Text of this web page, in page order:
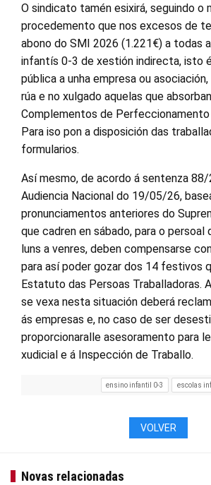
O sindicato tamén esixirá, seguindo o
procedemento que nos excesos de
abono do SMI 2026 (1.221€) a todas
infantís 0-3 de xestión indirecta, isto
pública a unha empresa ou
rúa e no xulgado aquelas que
Complementos de
Para iso pon a disposición das
formularios.
Así mesmo, de acordo á sentenza
Audiencia Nacional do 19/05/26,
pronunciamentos anteriores do
que cadren en sábado, para o persoal
luns a venres, deben compensarse
para así poder gozar dos 14 festivos
Estatuto das Persoas Traballadoras.
se vexa nesta situación deberá
ás empresas e, no caso de ser
proporcionaralle asesoramento para
xudicial e á Inspección de Traballo.
ensino infantil 0-3 escolas
VOLVER
Novas relacionadas